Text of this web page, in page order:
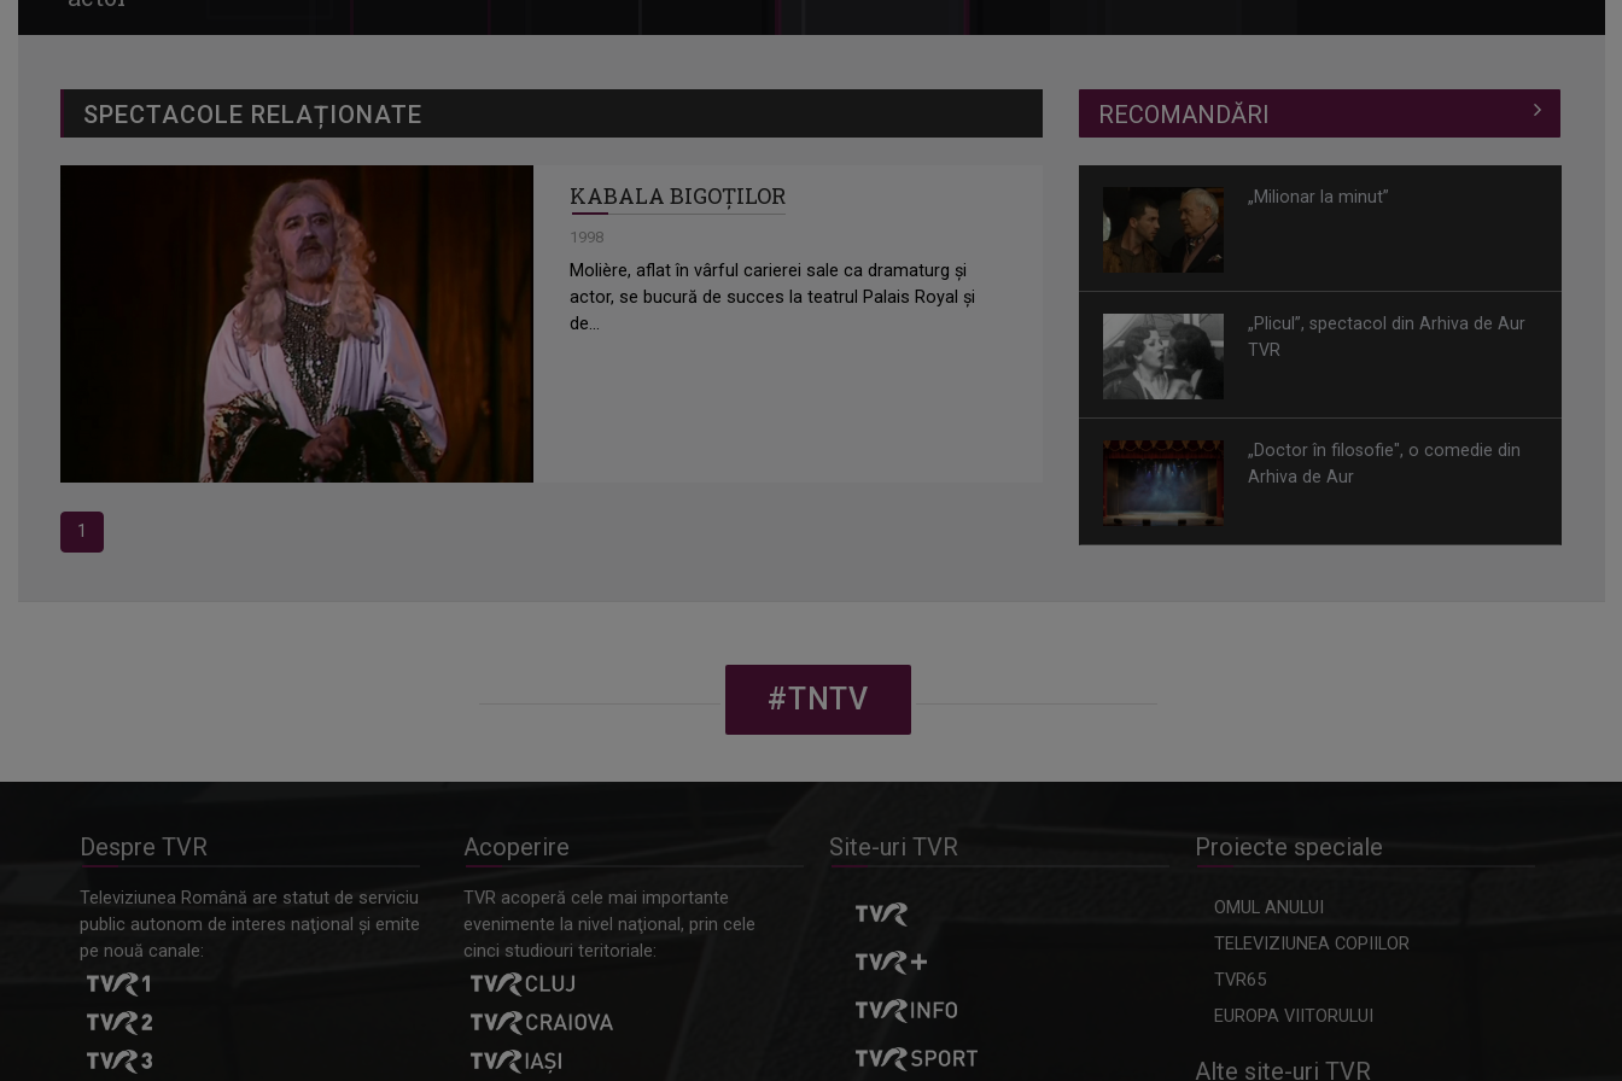
SPECTACOLE RELAȚIONATE
KABALA BIGOȚILOR
1998
Molière, aflat în vârful carierei sale ca dramaturg și
actor, se bucură de succes la teatrul Palais Royal și
de...
1
RECOMANDĂRI
„Milionar la minut”
„Plicul”, spectacol din Arhiva de Aur
TVR
„Doctor în filosofie", o comedie din
Arhiva de Aur
#TNTV
Despre TVR
Televiziunea Română are statut de serviciu
public autonom de interes naţional şi emite
pe nouă canale:
Acoperire
TVR acoperă cele mai importante
evenimente la nivel naţional, prin cele
cinci studiouri teritoriale:
Site-uri TVR Proiecte speciale
OMUL ANULUI
TELEVIZIUNEA COPIILOR
TVR65
EUROPA VIITORULUI
Alte site-uri TVR